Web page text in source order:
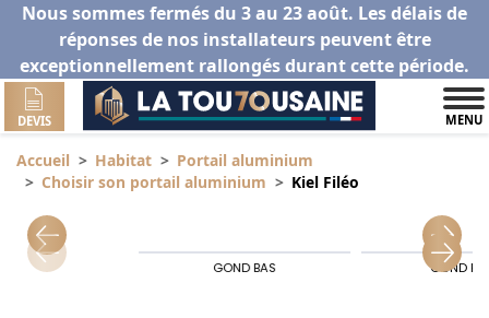
Nous sommes fermés du 3 au 23 août. Les délais de
réponses de nos installateurs peuvent être
exceptionnellement rallongés durant cette période.
DEVIS MENU
Accueil Habitat
Portail aluminium
Choisir son portail aluminium
Kiel Filéo
GOND BAS GOND